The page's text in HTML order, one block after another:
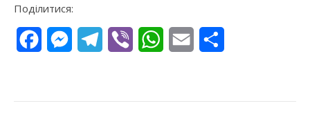
Поділитися:
FacebookMessengerTelegram
Viber WhatsApp
Email